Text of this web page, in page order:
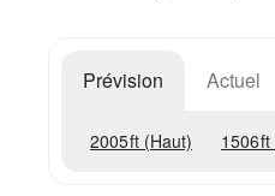
Prévision Actuel
2005ft (Haut) 1506ft